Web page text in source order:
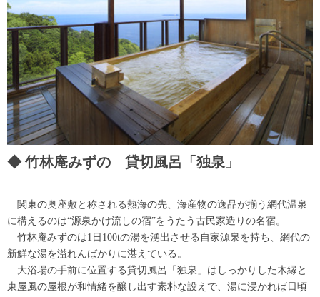
竹林庵みずの 貸切風呂「独泉」
関東の奥座敷と称される熱海の先、海産物の逸品が揃う網代温泉
に構えるのは“源泉かけ流しの宿”をうたう古民家造りの名宿。
竹林庵みずのは1日100tの湯を湧出させる自家源泉を持ち、網代の
新鮮な湯を溢れんばかりに湛えている。
大浴場の手前に位置する貸切風呂「独泉」はしっかりした木縁と
東屋風の屋根が和情緒を醸し出す素朴な設えで、湯に浸かれば日頃